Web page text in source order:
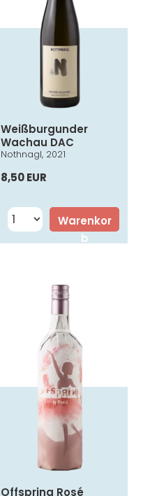
Weißburgunder
Wachau DAC
Nothnagl, 2021
8,50 EUR
Warenkor
b
Offspring Rosé